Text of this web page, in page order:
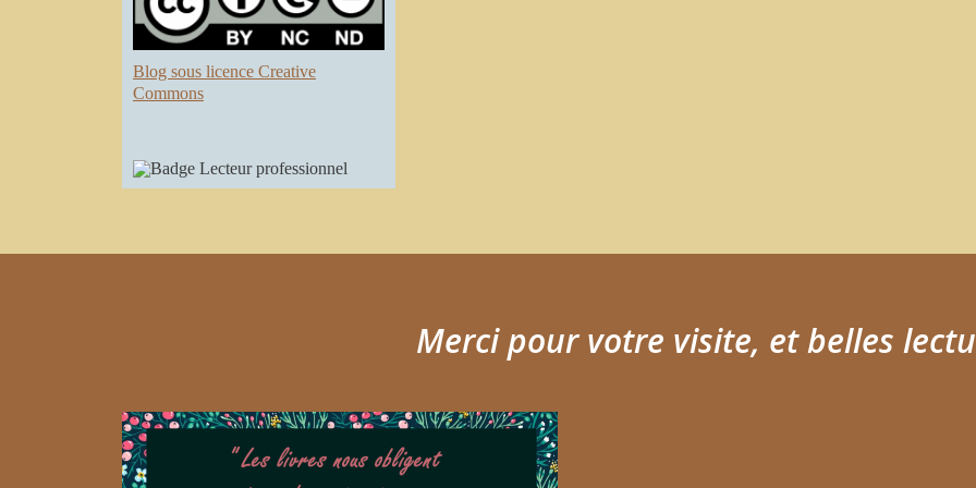
Blog sous licence Creative
Commons
Merci pour votre visite, et belles